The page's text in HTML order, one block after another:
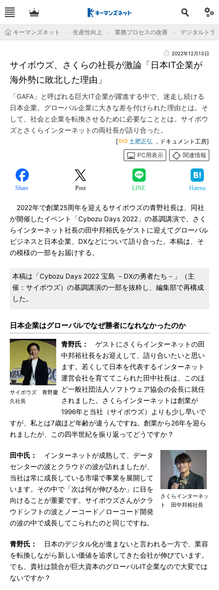
キーマンズネット 生産性向上 業務プロセスの改善 デジタルトラ
2022年12月13日
サイボウズ、さくらの社長が激論「日本IT企業が
海外勢に敗北した理由」
「GAFA」と呼ばれる巨大IT企業が躍進する中で、迷走し続ける
日本企業。グローバル企業に大きな差を付けられた理由とは。そ
して、社会と企業を転換させるために必要なこととは。サイボウ
ズとさくらインターネットの両社長が語り合った。
[ 土肥正弘 ，ドキュメント工房]
PC用表示
関連情報
Share Post LINE Hatena
2022年で創業25周年を迎えるサイボウズの青野社長は、同社
が開催したイベント「Cybozu Days 2022」の基調講演で、さく
らインターネット社長の田中邦裕氏をゲストに迎えてグローバル
ビジネスと日本企業、DXなどについて語り合った。本稿は、そ
の模様の一部をお届けする。
本稿は「Cybozu Days 2022 宝島 －DXの勇者たち－」（主
催：サイボウズ）の基調講演の一部を抜粋し、編集部で再構成
した。
日本企業はグローバルでなぜ勝者になれなかったのか
サイボウズ 青野慶
久社長
青野氏：
ゲストにさくらインターネットの田
中邦裕社長をお迎えして、語り合いたいと思い
ます。若くして日本を代表するインターネット
運営会社を育ててこられた田中社長は、このほ
ど一般社団法人ソフトウェア協会の会長に就任
されました。さくらインターネットは創業が
1996年と当社（サイボウズ）よりも少し早いで
すが、私とは7歳ほど年齢が違うんですね。創業から26年を迎ら
れましたが、この四半世紀を振り返ってどうですか？
さくらインターネッ
ト 田中邦裕社長
田中氏：
インターネットが成熟して、データ
センターの波とクラウドの波が訪れましたが、
当社は常に成長している市場で事業を展開して
います。その中で「次は何が伸びるか」に目を
向けることが重要です。サイボウズさんがクラ
ウドシフトの波とノーコード／ローコード開発
の波の中で成長してこられたのと同じですね。
青野氏：
日本のデジタル化が進まないと言われる一方で、業容
を転換しながら新しい価値を追求してきた会社が伸びています。
でも、貴社は競合が巨大資本のグローバルIT企業なので大変では
ないですか？